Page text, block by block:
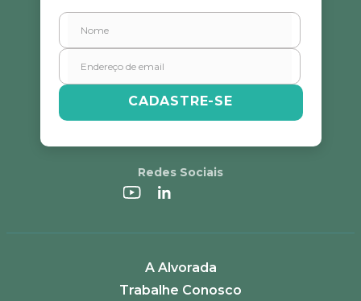
Endereço de email
Escreva uma avaliação
CADASTRE-SE
Redes Sociais
A Alvorada
Trabalhe Conosco